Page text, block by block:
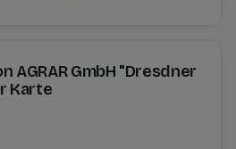
AGRAR GmbH "Dresdner
Karte